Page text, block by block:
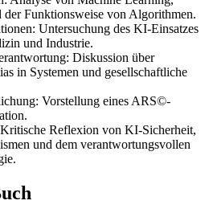
der Funktionsweise von Algorithmen.
Untersuchung des KI-Einsatzes
und Industrie.
Diskussion über
in Systemen und gesellschaftliche
Vorstellung eines ARS©-
Reflexion von KI-Sicherheit,
und dem verantwortungsvollen